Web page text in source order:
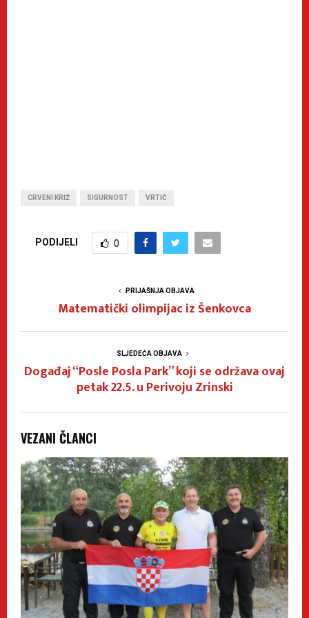
CRVENI KRIŽ SIGURNOST VRTIĆ
PODIJELI 0
PRIJAŠNJA OBJAVA
Matematički olimpijac iz Šenkovca
SLJEDEĆA OBJAVA
Događaj “Posle Posla Park” koji se održava ovaj
petak 22.5. u Perivoju Zrinski
VEZANI ČLANCI